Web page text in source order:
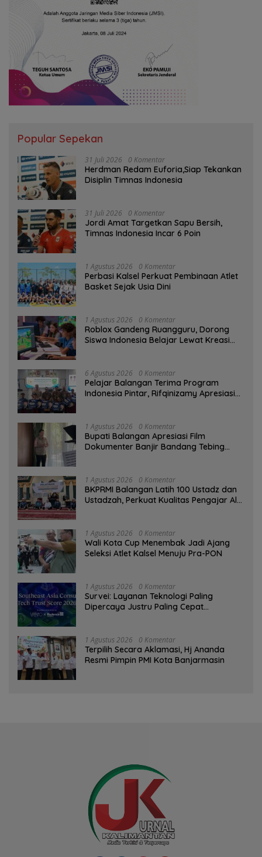
Popular Sepekan
31 Juli 2026 0 Komentar
Herdman Redam Euforia,Siap Tekankan
Disiplin Timnas Indonesia
31 Juli 2026 0 Komentar
Jordi Amat Targetkan Sapu Bersih,
Timnas Indonesia Incar 6 Poin
1 Agustus 2026 0 Komentar
Perbasi Kalsel Perkuat Pembinaan Atlet
Basket Sejak Usia Dini
1 Agustus 2026 0 Komentar
Roblox Gandeng Ruangguru, Dorong
Siswa Indonesia Belajar Lewat Kreasi
6 Agustus 2026 0 Komentar
Pelajar Balangan Terima Program
Indonesia Pintar, Rifqinizamy Apresiasi
1 Agustus 2026 0 Komentar
Bupati Balangan Apresiasi Film
Dokumenter Banjir Bandang Tebing
1 Agustus 2026 0 Komentar
BKPRMI Balangan Latih 100 Ustadz dan
Ustadzah, Perkuat Kualitas Pengajar Al-
1 Agustus 2026 0 Komentar
Wali Kota Cup Menembak Jadi Ajang
Seleksi Atlet Kalsel Menuju Pra-PON
1 Agustus 2026 0 Komentar
Survei: Layanan Teknologi Paling
Dipercaya Justru Paling Cepat
1 Agustus 2026 0 Komentar
‎Terpilih Secara Aklamasi, Hj Ananda
Resmi Pimpin PMI Kota Banjarmasin